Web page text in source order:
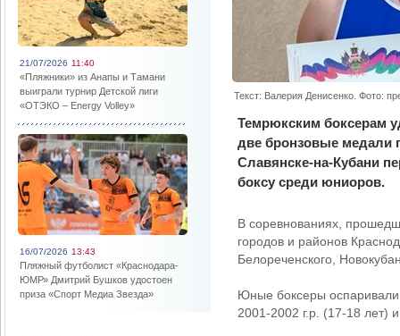
21/07/2026 11:40
«Пляжники» из Анапы и Тамани
выиграли турнир Детской лиги
«ОТЭКО – Energy Volley»
16/07/2026 13:43
Пляжный футболист «Краснодара-
ЮМР» Дмитрий Бушков удостоен
приза «Спорт Медиа Звезда»
Текст: Валерия Денисенко. Фото:
Темрюкским боксерам
две бронзовые медали
Славянске-на-Кубани
боксу среди юниоров.
В соревнованиях,
городов и районов
Белореченского,
Юные боксеры оспаривали
2001-2002 г.р. (17-18 лет)